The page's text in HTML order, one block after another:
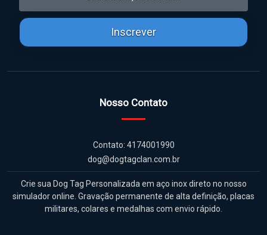
Inscrever
Nosso Contato
Contato: 4174001990
dog@dogtagclan.com.br
Crie sua Dog Tag Personalizada em aço inox direto no nosso
simulador online. Gravação permanente de alta definição, placas
militares, colares e medalhas com envio rápido.